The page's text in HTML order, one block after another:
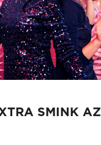
SMINK AZ